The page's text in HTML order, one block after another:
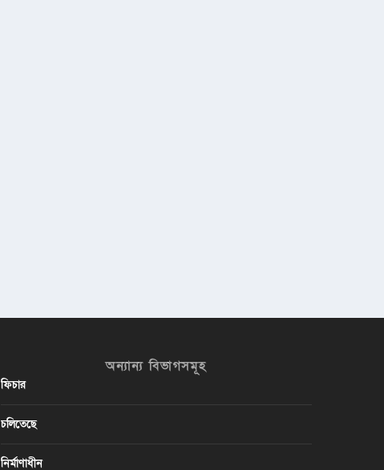
অন্যান্য বিভাগসমূহ
ফিচার
চলিতেছে
নির্মাণাধীন